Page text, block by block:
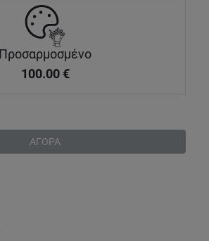
Προσαρμοσμένο
100.00 €
ΑΓΟΡΑ